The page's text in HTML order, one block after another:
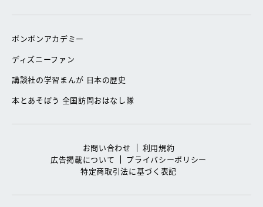
ボンボンアカデミー
ディズニーファン
講談社の学習まんが 日本の歴史
本とあそぼう 全国訪問おはなし隊
お問い合わせ
利用規約
広告掲載について
プライバシーポリシー
特定商取引法に基づく表記